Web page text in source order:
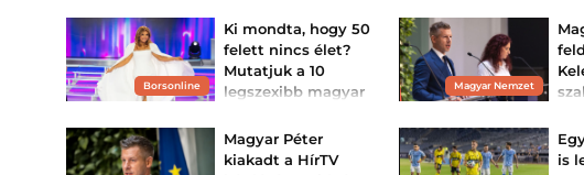
Borsonline
Ki mondta, hogy 50
felett nincs élet?
Mutatjuk a 10
legszexibb magyar
Claudiától Barta...
Keleti Andrea már 57 éves,
és mégis ragyogóan szép.
Magyar Nemzet
A
az ő
Magyar Péter
kiakadt a HírTV
is